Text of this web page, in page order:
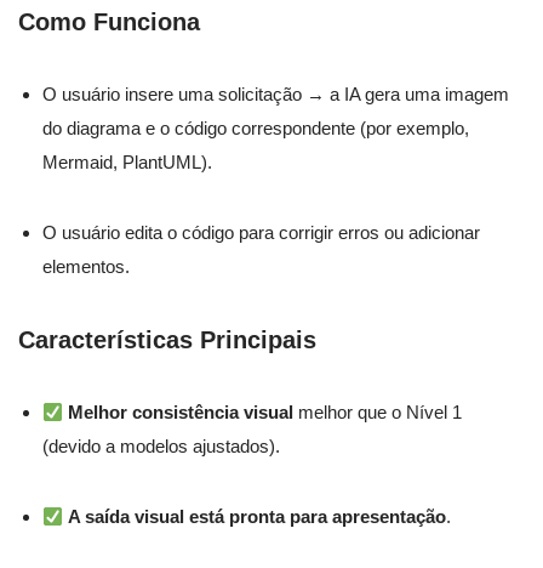
Como Funciona
O usuário insere uma solicitação → a IA gera uma imagem
do diagrama e o código correspondente (por exemplo,
Mermaid, PlantUML).
O usuário edita o código para corrigir erros ou adicionar
elementos.
Características Principais
Melhor consistência visual melhor que o Nível 1
(devido a modelos ajustados).
A saída visual está pronta para apresentação.